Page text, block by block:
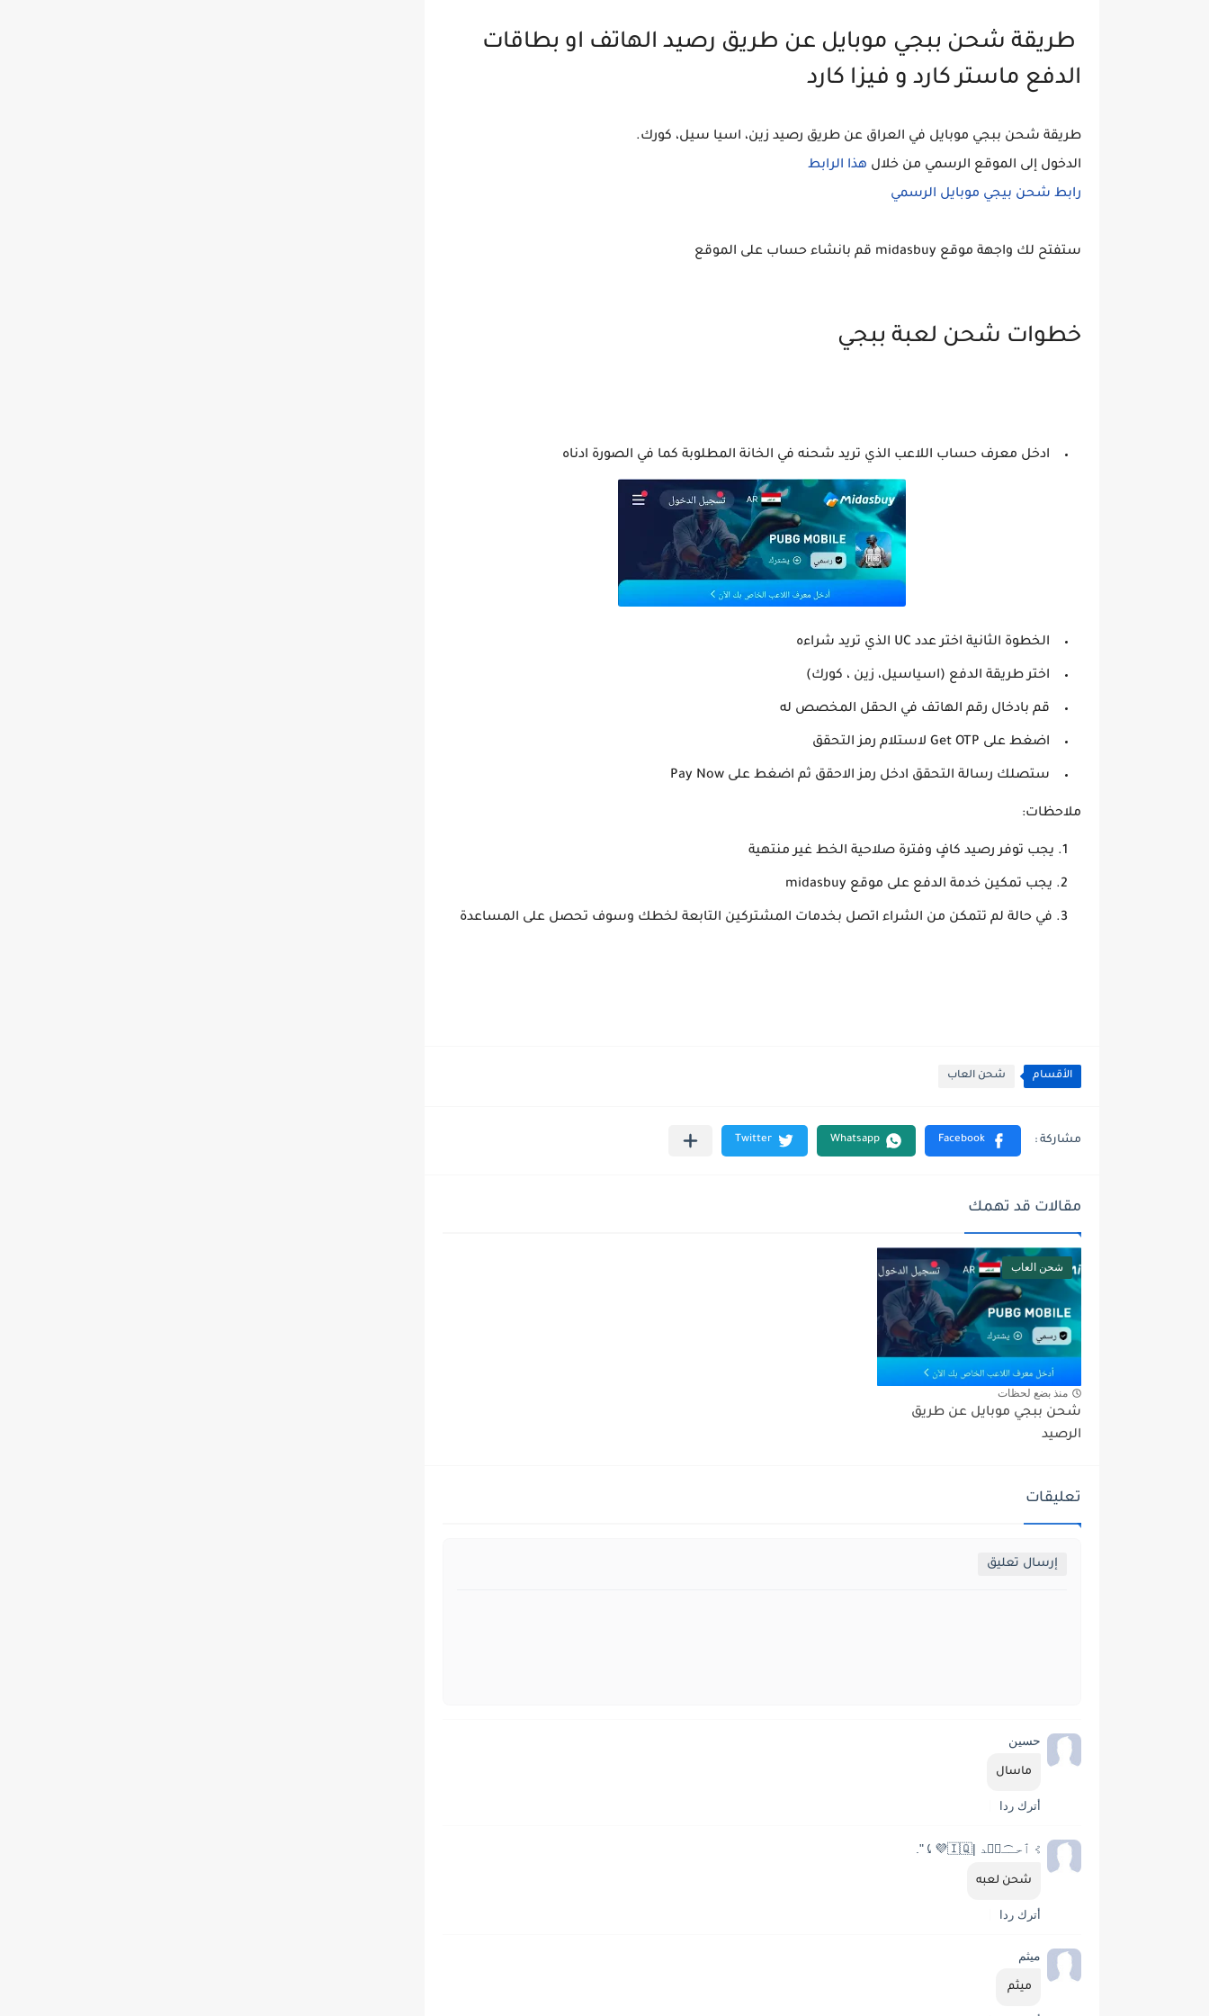
طريقة شحن ببجي موبايل عن طريق رصيد الهاتف او بطاقات
الدفع ماستر كارد و فيزا كارد
طريقة شحن ببجي موبايل في العراق عن طريق رصيد زين، اسيا سيل، كورك.
الدخول إلى الموقع الرسمي من خلال هذا الرابط
رابط شحن بيجي موبايل الرسمي
ستفتح لك واجهة موقع midasbuy قم بانشاء حساب على الموقع
خطوات شحن لعبة ببجي
ادخل معرف حساب اللاعب الذي تريد شحنه في الخانة المطلوبة كما في الصورة ادناه
الخطوة الثانية اختر عدد UC الذي تريد شراءه
اختر طريقة الدفع (اسياسيل، زين ، كورك)
قم بادخال رقم الهاتف في الحقل المخصص له
اضغط على Get OTP لاستلام رمز التحقق
ستصلك رسالة التحقق ادخل رمز الاحقق ثم اضغط على Pay Now
ملاحظات:
يجب توفر رصيد كافٍ وفترة صلاحية الخط غير منتهية
يجب تمكين خدمة الدفع على موقع midasbuy
في حالة لم تتمكن من الشراء اتصل بخدمات المشتركين التابعة لخطك وسوف تحصل على المساعدة
الأقسام شحن العاب
مقالات قد تهمك
شحن العاب
منذ بضع لحظات
شحن ببجي موبايل عن طريق
الرصيد
تعليقات
إرسال تعليق
حسين
ماسال
أترك ردا
⊱ ٱحـ͡ـمۘد |🇮🇶💜⤹".
شحن لعبه
أترك ردا
ميثم
ميثم